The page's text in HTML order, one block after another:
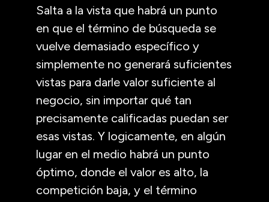
Salta a la vista que habrá un punto
en que el término de búsqueda se
vuelve demasiado específico y
simplemente no generará suficientes
vistas para darle valor suficiente al
negocio, sin importar qué tan
precisamente calificadas puedan ser
esas vistas. Y logicamente, en algún
lugar en el medio habrá un punto
óptimo, donde el valor es alto, la
competición baja, y el término